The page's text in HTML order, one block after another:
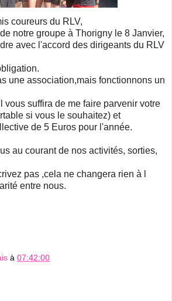
coureurs du RLV,
notre groupe à Thorigny le 8 Janvier,
avec l'accord des dirigeants du RLV
une association,mais fonctionnons un
vous suffira de me faire parvenir votre
si vous le souhaitez) et
de 5 Euros pour l'année.
au courant de nos activités, sorties,
pas ,cela ne changera rien à l
entre nous.
à 07:42:00